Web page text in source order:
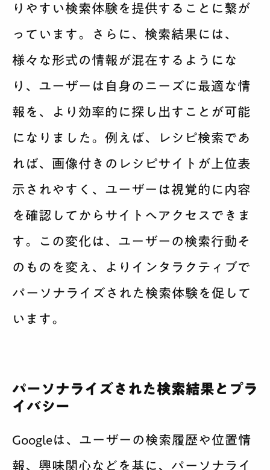
りやすい検索体験を提供することに繋が
っています。さらに、検索結果には、
様々な形式の情報が混在するようにな
り、ユーザーは自身のニーズに最適な情
報を、より効率的に探し出すことが可能
になりました。例えば、レシピ検索であ
れば、画像付きのレシピサイトが上位表
示されやすく、ユーザーは視覚的に内容
を確認してからサイトへアクセスできま
す。この変化は、ユーザーの検索行動そ
のものを変え、よりインタラクティブで
パーソナライズされた検索体験を促して
います。
パーソナライズされた検索結果とプラ
イバシー
Googleは、ユーザーの検索履歴や位置情
報、興味関心などを基に、パーソナライ